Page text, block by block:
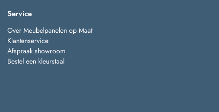
Service
Over Meubelpanelen op Maat
Klantenservice
Afspraak showroom
Bestel een kleurstaal